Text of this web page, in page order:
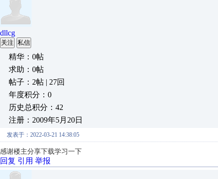
dllcg
关注 私信
精华：0帖
求助：0帖
帖子：2帖 | 27回
年度积分：0
历史总积分：42
注册：2009年5月20日
发表于：2022-03-21 14:38:05
感谢楼主分享下载学习一下
回复 引用 举报